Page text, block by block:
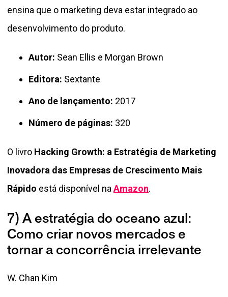
ensina que o marketing deva estar integrado ao
desenvolvimento do produto.
Autor: Sean Ellis e Morgan Brown
Editora: Sextante
Ano de lançamento: 2017
Número de páginas: 320
O livro Hacking Growth: a Estratégia de Marketing
Inovadora das Empresas de Crescimento Mais
Rápido está disponível na Amazon.
7) A estratégia do oceano azul:
Como criar novos mercados e
tornar a concorrência irrelevante
W. Chan Kim